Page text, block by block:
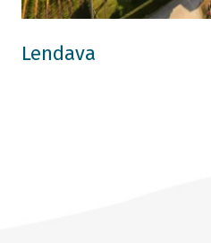
Lendava